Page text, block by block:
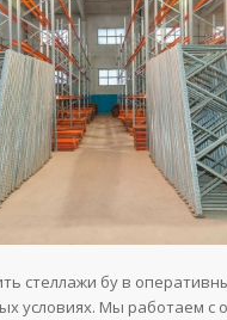
стеллажи бу в
условиях. Мы работаем с